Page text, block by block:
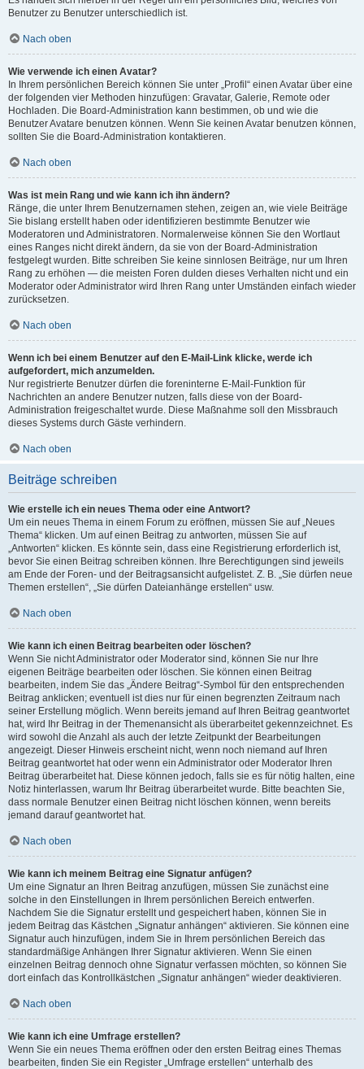
Benutzer zu Benutzer unterschiedlich ist.
Nach oben
Wie verwende ich einen Avatar?
In Ihrem persönlichen Bereich können Sie unter „Profil“ einen Avatar über eine
der folgenden vier Methoden hinzufügen: Gravatar, Galerie, Remote oder
Hochladen. Die Board-Administration kann bestimmen, ob und wie die
Benutzer Avatare benutzen können. Wenn Sie keinen Avatar benutzen können,
sollten Sie die Board-Administration kontaktieren.
Nach oben
Was ist mein Rang und wie kann ich ihn ändern?
Ränge, die unter Ihrem Benutzernamen stehen, zeigen an, wie viele Beiträge
Sie bislang erstellt haben oder identifizieren bestimmte Benutzer wie
Moderatoren und Administratoren. Normalerweise können Sie den Wortlaut
eines Ranges nicht direkt ändern, da sie von der Board-Administration
festgelegt wurden. Bitte schreiben Sie keine sinnlosen Beiträge, nur um Ihren
Rang zu erhöhen — die meisten Foren dulden dieses Verhalten nicht und ein
Moderator oder Administrator wird Ihren Rang unter Umständen einfach wieder
zurücksetzen.
Nach oben
Wenn ich bei einem Benutzer auf den E-Mail-Link klicke, werde ich
aufgefordert, mich anzumelden.
Nur registrierte Benutzer dürfen die foreninterne E-Mail-Funktion für
Nachrichten an andere Benutzer nutzen, falls diese von der Board-
Administration freigeschaltet wurde. Diese Maßnahme soll den Missbrauch
dieses Systems durch Gäste verhindern.
Nach oben
Beiträge schreiben
Wie erstelle ich ein neues Thema oder eine Antwort?
Um ein neues Thema in einem Forum zu eröffnen, müssen Sie auf „Neues
Thema“ klicken. Um auf einen Beitrag zu antworten, müssen Sie auf
„Antworten“ klicken. Es könnte sein, dass eine Registrierung erforderlich ist,
bevor Sie einen Beitrag schreiben können. Ihre Berechtigungen sind jeweils
am Ende der Foren- und der Beitragsansicht aufgelistet. Z. B. „Sie dürfen neue
Themen erstellen“, „Sie dürfen Dateianhänge erstellen“ usw.
Nach oben
Wie kann ich einen Beitrag bearbeiten oder löschen?
Wenn Sie nicht Administrator oder Moderator sind, können Sie nur Ihre
eigenen Beiträge bearbeiten oder löschen. Sie können einen Beitrag
bearbeiten, indem Sie das „Ändere Beitrag“-Symbol für den entsprechenden
Beitrag anklicken; eventuell ist dies nur für einen begrenzten Zeitraum nach
seiner Erstellung möglich. Wenn bereits jemand auf Ihren Beitrag geantwortet
hat, wird Ihr Beitrag in der Themenansicht als überarbeitet gekennzeichnet. Es
wird sowohl die Anzahl als auch der letzte Zeitpunkt der Bearbeitungen
angezeigt. Dieser Hinweis erscheint nicht, wenn noch niemand auf Ihren
Beitrag geantwortet hat oder wenn ein Administrator oder Moderator Ihren
Beitrag überarbeitet hat. Diese können jedoch, falls sie es für nötig halten, eine
Notiz hinterlassen, warum Ihr Beitrag überarbeitet wurde. Bitte beachten Sie,
dass normale Benutzer einen Beitrag nicht löschen können, wenn bereits
jemand darauf geantwortet hat.
Nach oben
Wie kann ich meinem Beitrag eine Signatur anfügen?
Um eine Signatur an Ihren Beitrag anzufügen, müssen Sie zunächst eine
solche in den Einstellungen in Ihrem persönlichen Bereich entwerfen.
Nachdem Sie die Signatur erstellt und gespeichert haben, können Sie in
jedem Beitrag das Kästchen „Signatur anhängen“ aktivieren. Sie können eine
Signatur auch hinzufügen, indem Sie in Ihrem persönlichen Bereich das
standardmäßige Anhängen Ihrer Signatur aktivieren. Wenn Sie einen
einzelnen Beitrag dennoch ohne Signatur verfassen möchten, so können Sie
dort einfach das Kontrollkästchen „Signatur anhängen“ wieder deaktivieren.
Nach oben
Wie kann ich eine Umfrage erstellen?
Wenn Sie ein neues Thema eröffnen oder den ersten Beitrag eines Themas
bearbeiten, finden Sie ein Register „Umfrage erstellen“ unterhalb des